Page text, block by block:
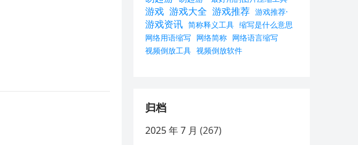
游戏 游戏大全 游戏推荐 游戏推荐·
游戏资讯 简称释义工具 缩写是什么意思
网络用语缩写 网络简称 网络语言缩写
视频倒放工具 视频倒放软件
归档
2025 年 7 月 (267)